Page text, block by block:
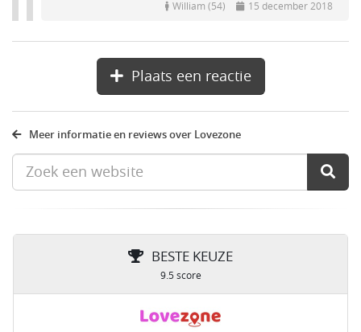
William (54) 15 december 2018
Plaats een reactie
Meer informatie en reviews over Lovezone
BESTE KEUZE
9.5 score